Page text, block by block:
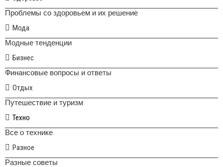
Проблемы со здоровьем и их решение
Мода
Модные тенденции
Бизнес
Финансовые вопросы и ответы
Отдых
Путешествие и туризм
Техно
Все о технике
Разное
Разные советы